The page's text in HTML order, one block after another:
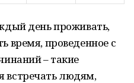
день проживать,
время, проведенное с
– такие
встречать людям,